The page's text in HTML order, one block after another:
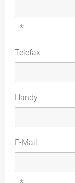
*
Telefax
Handy
E-Mail